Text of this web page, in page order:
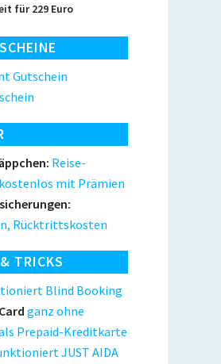
für 229 Euro
Gutschein
Reise-
mit Prämien
Rücktrittskosten
TRICKS
Blind Booking
ganz ohne
Prepaid-Kreditkarte
JUST AIDA